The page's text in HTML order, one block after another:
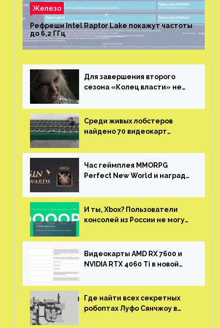
Железо
Рефреши Intel Raptor Lake покажут частоты
до 6,2 ГГц
Для завершения второго
сезона «Колец власти» не
Среди живых лобстеров
найдено 70 видеокарт
китайской таможни
Час геймплея MMORPG
Perfect New World и награды
И ты, Xbox? Пользователи
консолей из России не могут
Видеокарты AMD RX 7600 и
NVIDIA RTX 4060 Ti в новой
Где найти всех секретных
робоптах Луфо Сянчжоу в